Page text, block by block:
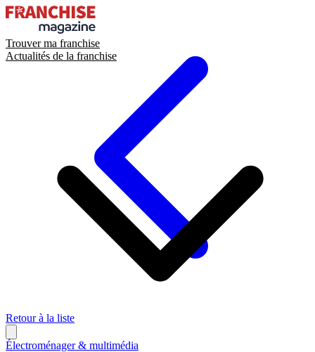
Trouver ma franchise
Actualités de la franchise
Retour à la liste
Électroménager & multimédia